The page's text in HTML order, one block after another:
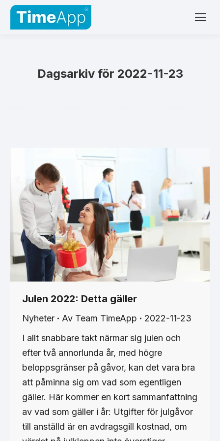
Dagsarkiv för 2022-11-23
Julen 2022: Detta gäller
Nyheter Av Team TimeApp
2022-11-23
I allt snabbare takt närmar sig julen och
efter två annorlunda år, med högre
beloppsgränser på gåvor, kan det vara bra
att påminna sig om vad som egentligen
gäller. Här kommer en kort sammanfattning
av vad som gäller i år: Utgifter för julgåvor
till anställd är en avdragsgill kostnad, om